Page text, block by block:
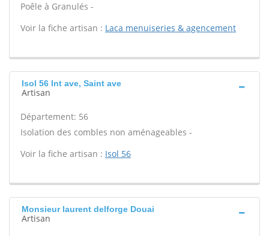
Poêle à Granulés -
Voir la fiche artisan : Laca menuiseries & agencement
Isol 56 Int ave, Saint ave
Artisan
Département: 56
Isolation des combles non aménageables -
Voir la fiche artisan : Isol 56
Monsieur laurent delforge Douai
Artisan